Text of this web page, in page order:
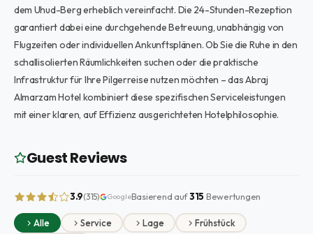
dem Uhud-Berg erheblich vereinfacht. Die 24-Stunden-Rezeption
garantiert dabei eine durchgehende Betreuung, unabhängig von
Flugzeiten oder individuellen Ankunftsplänen. Ob Sie die Ruhe in den
schallisolierten Räumlichkeiten suchen oder die praktische
Infrastruktur für Ihre Pilgerreise nutzen möchten – das Abraj
Almarzam Hotel kombiniert diese spezifischen Serviceleistungen
mit einer klaren, auf Effizienz ausgerichteten Hotelphilosophie.
Guest Reviews
3.9(315) GoogleBasierend auf315 Bewertungen
Alle Service Lage
Frühstück